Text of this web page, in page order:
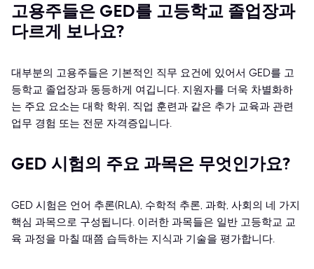
고용주들은 GED를 고등학교 졸업장과
다르게 보나요?
대부분의 고용주들은 기본적인 직무 요건에 있어서 GED를 고
등학교 졸업장과 동등하게 여깁니다. 지원자를 더욱 차별화하
는 주요 요소는 대학 학위, 직업 훈련과 같은 추가 교육과 관련
업무 경험 또는 전문 자격증입니다.
GED 시험의 주요 과목은 무엇인가요?
GED 시험은 언어 추론(RLA), 수학적 추론, 과학, 사회의 네 가지
핵심 과목으로 구성됩니다. 이러한 과목들은 일반 고등학교 교
육 과정을 마칠 때쯤 습득하는 지식과 기술을 평가합니다.